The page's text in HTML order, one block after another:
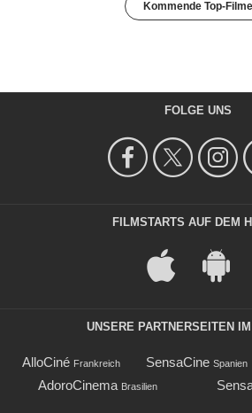
Kommende Top-Filme
FOLGE UNS
FILMSTARTS AUF DEM
UNSERE PARTNERSEITEN
AlloCiné Frankreich SensaCine Spanien
AdoroCinema Brasilien